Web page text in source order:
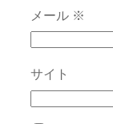
メール ※
サイト